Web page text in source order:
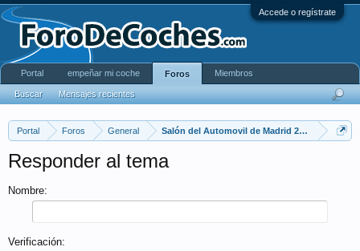
Accede o regístrate
Portal Foros General Salón del Automovil de Madrid 2014
Responder al tema
Nombre:
Verificación:
Portal empeñar mi coche Foros
Buscar Mensajes recientes
Miembros